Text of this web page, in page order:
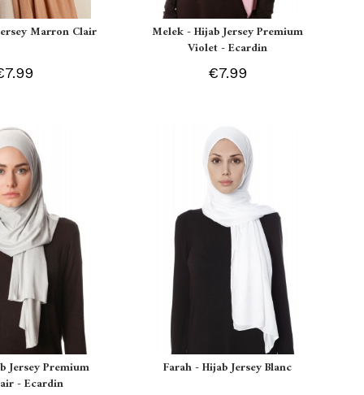
Marron Clair
Melek - Hijab Jersey Premium
Violet - Ecardin
€7.99
Jersey Premium
- Ecardin
Farah - Hijab Jersey Blanc